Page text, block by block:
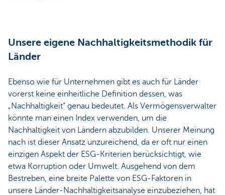
Unsere eigene Nachhaltigkeitsmethodik für
Länder
Ebenso wie für Unternehmen gibt es auch für Länder
vorerst keine einheitliche Definition dessen, was
„Nachhaltigkeit“ genau bedeutet. Als Vermögensverwalter
könnte man einen Index verwenden, um die
Nachhaltigkeit von Ländern abzubilden. Unserer Meinung
nach ist dieser Ansatz unzureichend, da er oft nur einen
einzigen Aspekt der ESG-Kriterien berücksichtigt, wie
etwa Korruption oder Umwelt. Ausgehend von dem
Bestreben, eine breite Palette von ESG-Faktoren in
unsere Länder-Nachhaltigkeitsanalyse einzubeziehen, hat